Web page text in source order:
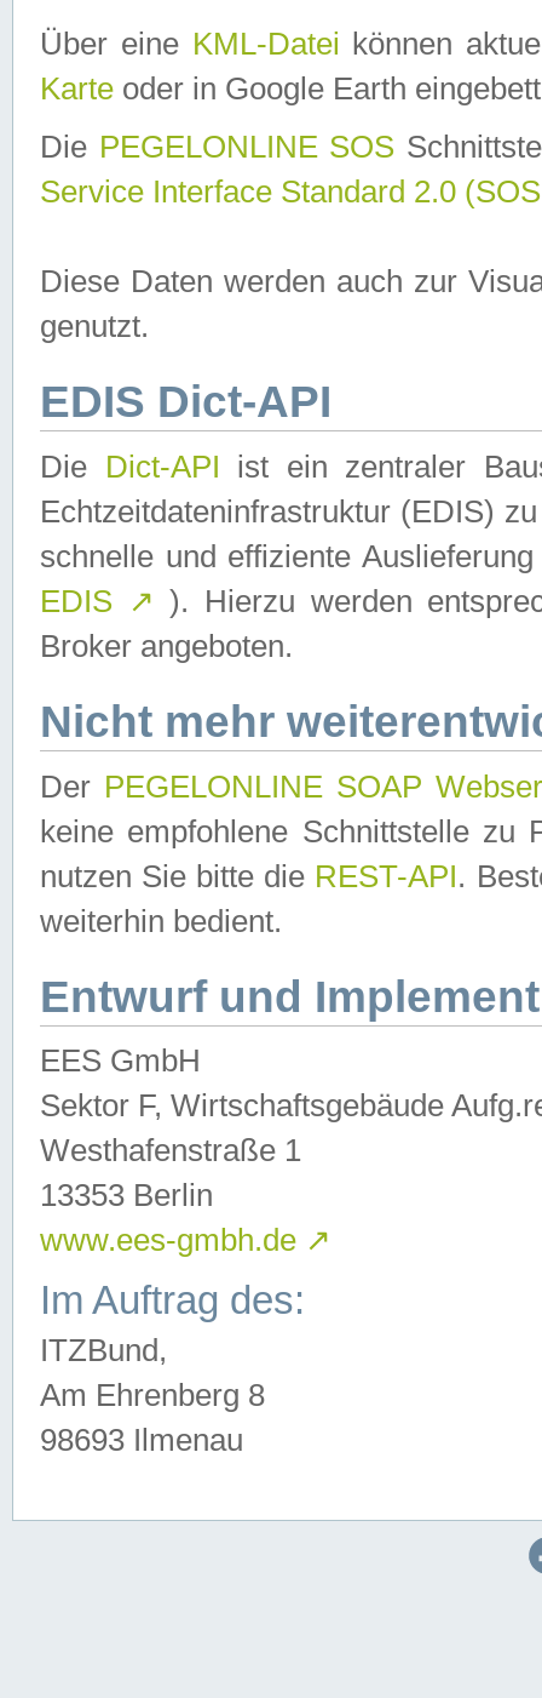
Über eine KML-Datei können
Karte oder in Google Earth
Die PEGELONLINE SOS
Service Interface Standard 2.0
Diese Daten werden auch zur
genutzt.
EDIS Dict-API
Die Dict-API ist ein zentraler
Echtzeitdateninfrastruktur (EDIS)
schnelle und effiziente
EDIS ↗ ). Hierzu werden
Broker angeboten.
Nicht mehr
Der PEGELONLINE SOAP
keine empfohlene Schnittstelle zu
nutzen Sie bitte die REST-API.
weiterhin bedient.
Entwurf und
EES GmbH
Sektor F, Wirtschaftsgebäude
Westhafenstraße 1
13353 Berlin
www.ees-gmbh.de ↗
Im Auftrag des:
ITZBund,
Am Ehrenberg 8
98693 Ilmenau